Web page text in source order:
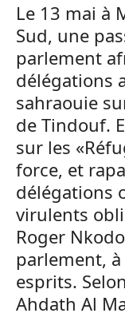
Le 13 mai à
Sud, une
parlement
délégations
sahraouie
de Tindouf.
sur les
force, et
délégations
virulents
Roger
parlement,
esprits.
Ahdath Al